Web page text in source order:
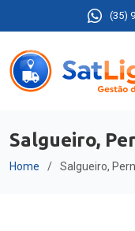
(35)
Salgueiro,
Home Salgueiro,